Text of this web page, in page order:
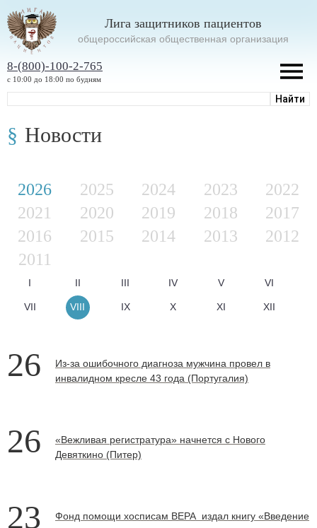
Лига защитников пациентов
oбщероссийская общественная организация
8-(800)-100-2-765
с 10:00 до 18:00 по будням
Новости
2026 2025 2024 2023
2022
2021
2020 2019 2018
2017
2016
2015 2014 2013
2012
2011
I II III IV V VI
VII VIII IX X XI XII
26
Из-за ошибочного диагноза мужчина провел в
инвалидном кресле 43 года (Португалия)
26
«Вежливая регистратура» начнется с Нового
Девяткино (Питер)
23
Фонд помощи хосписам ВЕРА издал книгу «Введение